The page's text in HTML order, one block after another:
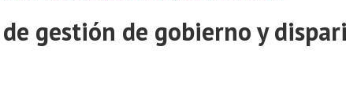
gestión de gobierno y